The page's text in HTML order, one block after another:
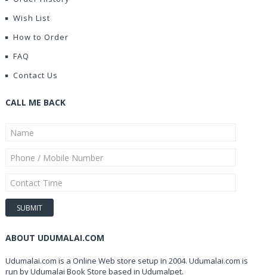
Wish List
How to Order
FAQ
Contact Us
CALL ME BACK
ABOUT UDUMALAI.COM
Udumalai.com is a Online Web store setup in 2004. Udumalai.com is
run by Udumalai Book Store based in Udumalpet.